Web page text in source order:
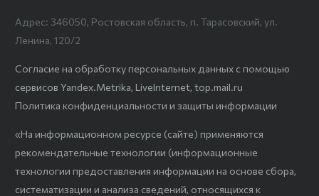
Адрес: 346050, Ростовская область, п. Тарасовский, ул.
Ленина, 120/2
Согласие на обработку персональных данных с помощью
сервисов Yandex.Metrika, LiveInternet, top.mail.ru
Политика конфиденциальности и защиты информации
«На информационном ресурсе (сайте) применяются
рекомендательные технологии (информационные
технологии предоставления информации на основе сбора,
систематизации и анализа сведений, относящихся к